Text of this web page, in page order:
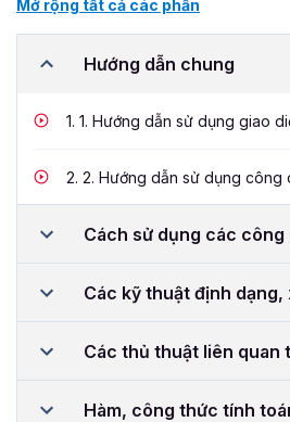
Mở rộng tất cả các phần
Hướng dẫn chung
1. 1. Hướng dẫn sử dụng giao
2. 2. Hướng dẫn sử dụng công
Cách sử dụng các
Các kỹ thuật định dạng,
Các thủ thuật liên quan
Hàm, công thức tính